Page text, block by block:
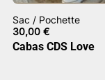
Sac / Pochette
30,00 €
Cabas CDS Love